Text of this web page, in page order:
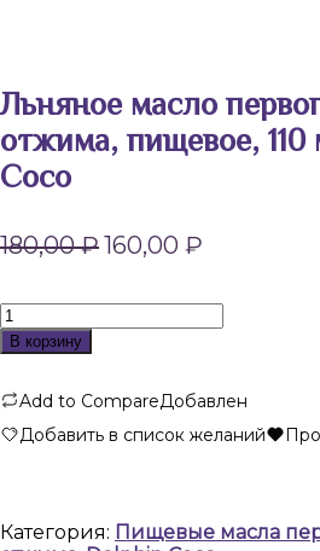
Льняное масло
отжима, пищевое,
Coco
180,00₽ Первоначальная
цена
180,00 ₽.
160,00 ₽
Количество
товара
Льняное
первого
холодного
отжима,
мл,
Dolphin
В корзину
Add to CompareДобавлен
Добавить в список желаний
Категория: Пищевые масла